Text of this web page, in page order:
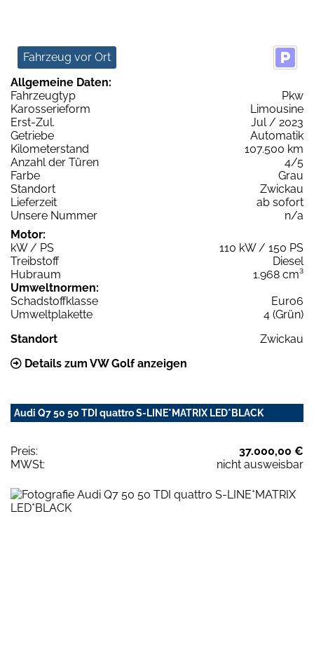
Fahrzeug vor Ort
Allgemeine Daten:
Fahrzeugtyp
Pkw
Karosserieform
Limousine
Erst-Zul.
Jul / 2023
Getriebe
Automatik
Kilometerstand
107.500 km
Anzahl der Türen
4/5
Farbe
Grau
Standort
Zwickau
Lieferzeit
ab sofort
Unsere Nummer
n/a
Motor:
kW / PS
110 kW / 150 PS
Treibstoff
Diesel
Hubraum
1.968 cm³
Umweltnormen:
Schadstoffklasse
Euro6
Umweltplakette
4 (Grün)
Standort
Zwickau
Details zum VW Golf anzeigen
Audi Q7 50 50 TDI quattro S-LINE*MATRIX LED*BLACK
Preis:
37.000,00 €
MWSt:
nicht ausweisbar